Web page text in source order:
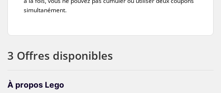
3 Offres disponibles
À propos Lego
simultanément.